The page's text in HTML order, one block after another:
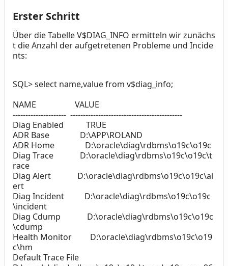
Erster Schritt
Über die Tabelle V$DIAG_INFO ermitteln wir zunächs
t die Anzahl der aufgetretenen Probleme und Incide
nts:
SQL> select name,value from v$diag_info;
NAME VALUE
--------------------- --------------------------------------------
Diag Enabled TRUE
ADR Base D:\APP\ROLAND
ADR Home D:\oracle\diag\rdbms\o19c\o19c
Diag Trace D:\oracle\diag\rdbms\o19c\o19c\t
race
Diag Alert D:\oracle\diag\rdbms\o19c\o19c\al
ert
Diag Incident D:\oracle\diag\rdbms\o19c\o19c
\incident
Diag Cdump D:\oracle\diag\rdbms\o19c\o19c
\cdump
Health Monitor D:\oracle\diag\rdbms\o19c\o19
c\hm
Default Trace File